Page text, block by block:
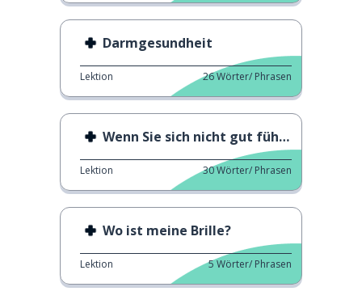
Darmgesundheit
Lektion 26Wörter/ Phrasen
Wenn Sie sich nicht gut fühlen
Lektion 30Wörter/ Phrasen
Wo ist meine Brille?
Lektion 5Wörter/ Phrasen